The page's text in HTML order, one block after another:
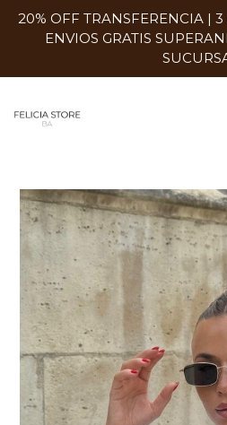
20% OFF TRANSFERENCIA |
ENVIOS GRATIS